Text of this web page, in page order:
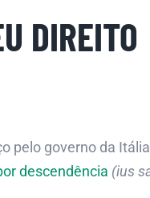
DIREITO
pelo governo da
descendência (ius